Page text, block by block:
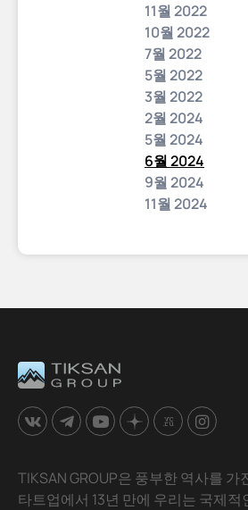
11월 2022
10월 2022
7월 2022
5월 2022
3월 2022
2월 2024
5월 2024
6월 2024
9월 2024
11월 2024
TIKSAN GROUP은 풍부한 역사를 가
타트업에서 13년 만에 우리는 국제